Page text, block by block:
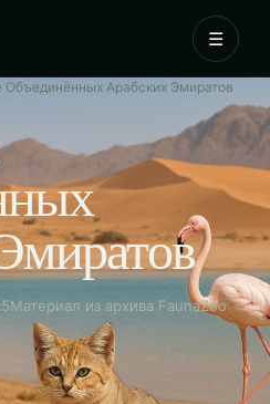
☰
Арабских Эмиратов
Материал из архива FaunaZoo